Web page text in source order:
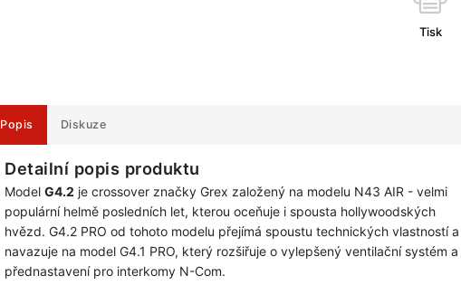
Tisk
Popis Diskuze
Detailní popis produktu
Model G4.2 je crossover značky Grex založený na modelu N43 AIR - velmi
populární helmě posledních let, kterou oceňuje i spousta hollywoodských
hvězd. G4.2 PRO od tohoto modelu přejímá spoustu technických vlastností a
navazuje na model G4.1 PRO, který rozšiřuje o vylepšený ventilační systém a
přednastavení pro interkomy N-Com.